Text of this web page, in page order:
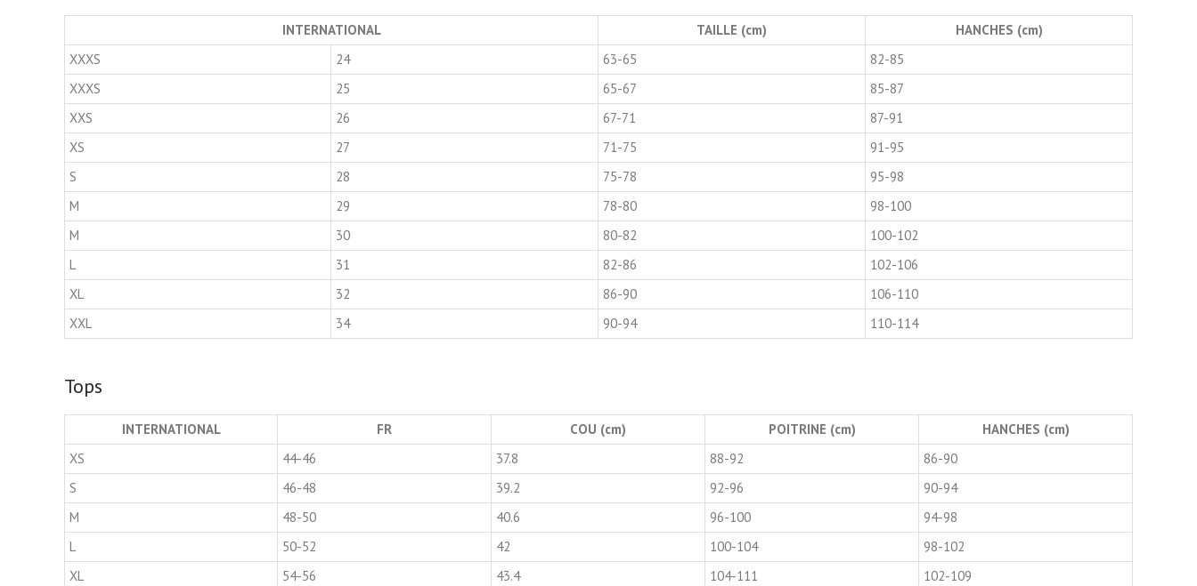
INTERNATIONAL TAILLE (cm)
HANCHES (cm)
XXXS
24 63-65
82-85
XXXS
25 65-67
85-87
XXS
26 67-71
87-91
XS
27 71-75
91-95
S
28 75-78
95-98
M
29 78-80
98-100
M
30 80-82
100-102
L
31 82-86
102-106
XL
32 86-90
106-110
XXL
34 90-94 110-114
Tops
INTERNATIONAL FR COU (cm) POITRINE (cm)
HANCHES (cm)
XS
44-46 37.8 88-92
86-90
S
46-48 39.2 92-96
90-94
M
48-50 40.6 96-100
94-98
L
50-52 42 100-104
98-102
XL
54-56 43.4 104-111
102-109